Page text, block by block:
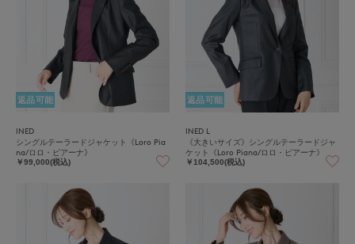
返品可能
INED
シングルテーラードジャケット《Loro Pia
na/ロロ・ピアーナ》
￥99,000(税込)
返品可能
INED L
《大きいサイズ》シングルテーラードジャ
ケット《Loro Piana/ロロ・ピアーナ》
￥104,500(税込)